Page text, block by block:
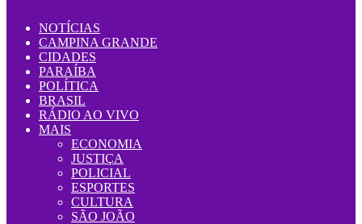
NOTÍCIAS
CAMPINA GRANDE
CIDADES
PARAÍBA
POLÍTICA
BRASIL
RÁDIO AO VIVO
MAIS
ECONOMIA
JUSTIÇA
POLICIAL
ESPORTES
CULTURA
SÃO JOÃO